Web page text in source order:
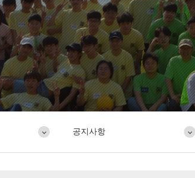
공지사항